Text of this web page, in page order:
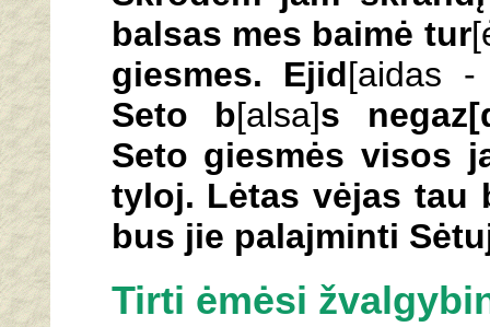
balsas mes baimė tur
giesmes. Ejid[aidas
Seto b[alsa]s
Seto giesmės visos
tyloj. Lėtas vėjas tau
bus jie palajminti
Tirti ėmėsi